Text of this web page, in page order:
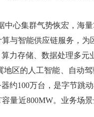
心集群气势恢宏，海
与智能供应链服务，为
力存储、数据处理多元
区的人工智能、自动
约100万台，是字节跳
量近800MW。业务场